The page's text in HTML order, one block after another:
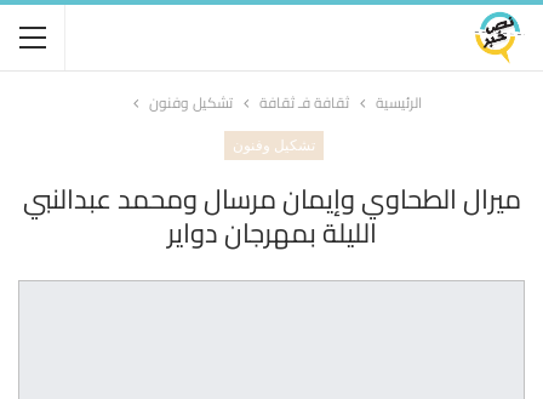
الرئيسية ثقافة فـ ثقافة تشكيل وفنون
تشكيل وفنون
ميرال الطحاوي وإيمان مرسال ومحمد عبدالنبي
الليلة بمهرجان دواير